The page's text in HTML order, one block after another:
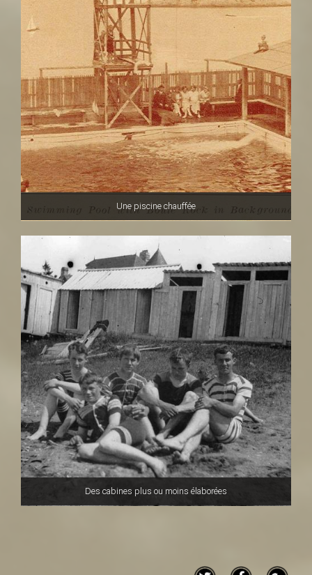
Une piscine chauffée
Des cabines plus ou moins élaborées